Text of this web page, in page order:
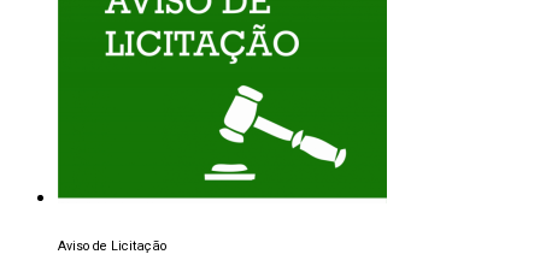
Aviso de Licitação